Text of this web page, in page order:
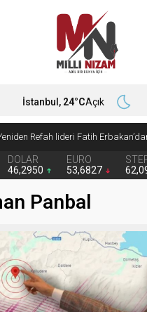
giderleri ilk kez gıdayı geride
DOLAR
46,2950
EURO
53,6827
İstanbul, 24°CAçık
Panbal